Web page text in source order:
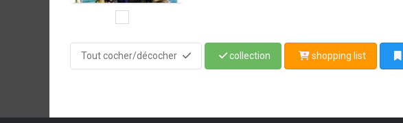
Tout cocher/décocher collection shopping list